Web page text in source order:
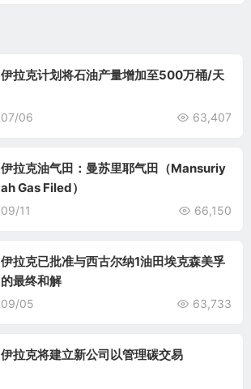
伊拉克计划将石油产量增加至500万桶/天
07/06 63,407
伊拉克油气田：曼苏里耶气田（Mansuriy
ah Gas Filed）
09/11 66,150
伊拉克已批准与西古尔纳1油田埃克森美孚
的最终和解
09/05 63,733
伊拉克将建立新公司以管理碳交易